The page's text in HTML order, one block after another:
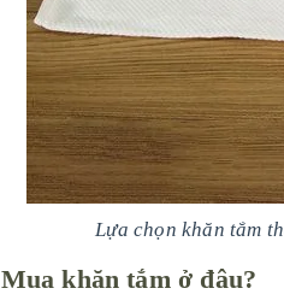
Lựa chọn khăn tắm
Mua khăn tắm ở đâu?